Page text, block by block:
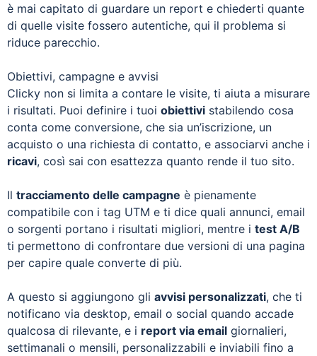
è mai capitato di guardare un report e chiederti quante
di quelle visite fossero autentiche, qui il problema si
riduce parecchio.
Obiettivi, campagne e avvisi
Clicky non si limita a contare le visite, ti aiuta a misurare
i risultati. Puoi definire i tuoi obiettivi stabilendo cosa
conta come conversione, che sia un’iscrizione, un
acquisto o una richiesta di contatto, e associarvi anche i
ricavi, così sai con esattezza quanto rende il tuo sito.
Il tracciamento delle campagne è pienamente
compatibile con i tag UTM e ti dice quali annunci, email
o sorgenti portano i risultati migliori, mentre i test A/B
ti permettono di confrontare due versioni di una pagina
per capire quale converte di più.
A questo si aggiungono gli avvisi personalizzati, che ti
notificano via desktop, email o social quando accade
qualcosa di rilevante, e i report via email giornalieri,
settimanali o mensili, personalizzabili e inviabili fino a